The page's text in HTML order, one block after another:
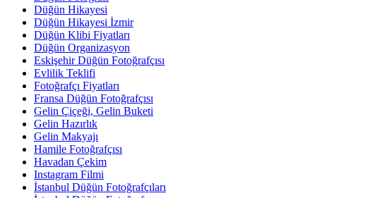
Düğün Hikayesi
Düğün Hikayesi İzmir
Düğün Klibi Fiyatları
Düğün Organizasyon
Eskişehir Düğün Fotoğrafçısı
Evlilik Teklifi
Fotoğrafçı Fiyatları
Fransa Düğün Fotoğrafçısı
Gelin Çiçeği, Gelin Buketi
Gelin Hazırlık
Gelin Makyajı
Hamile Fotoğrafçısı
Havadan Çekim
Instagram Filmi
İstanbul Düğün Fotoğrafçıları